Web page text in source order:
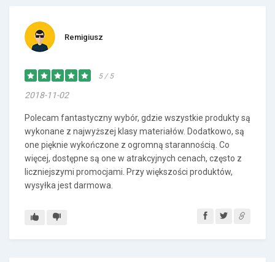
Remigiusz
5 / 5
2018-11-02
Polecam fantastyczny wybór, gdzie wszystkie produkty są
wykonane z najwyższej klasy materiałów. Dodatkowo, są
one pięknie wykończone z ogromną starannością. Co
więcej, dostępne są one w atrakcyjnych cenach, często z
liczniejszymi promocjami. Przy większości produktów,
wysyłka jest darmowa.